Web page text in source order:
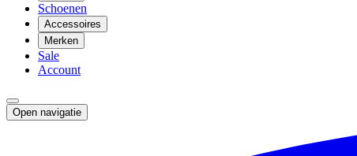
Schoenen
Accessoires
Merken
Sale
Account
Open navigatie